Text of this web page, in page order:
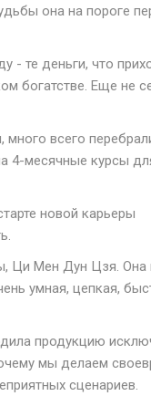
она на пороге
- те деньги, что
богатстве. Еще не
всего
4-месячные курсы
новой карьеры
Ци Мен Дун Цзя. Она
умная, цепкая,
продукцию
мы делаем
сценариев.